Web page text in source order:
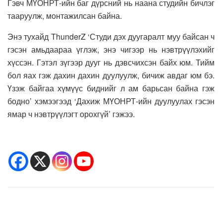
Гэвч МҮОНРТ-ийн баг дүрсний нь наана студийн бичлэг
тааруулж, монтажилсан байна.
Энэ тухайд ThunderZ ‘Студи дэх дуугаралт муу байсан ч
гэсэн амьдаараа үглэж, энэ чигээр нь нэвтрүүлэхийг
хүссэн. Гэтэл зүгээр дууг нь дэвсчихсэн байх юм. Тийм
бол яах гэж дахин дахин дуулуулж, бичиж авдаг юм бэ.
Үзэж байгаа хүмүүс биднийг л ам барьсан байна гэж
бодно’ хэмээгээд ‘Дахиж МҮОНРТ-ийн дуулуулах гэсэн
ямар ч нэвтрүүлэгт орохгүй’ гэжээ.